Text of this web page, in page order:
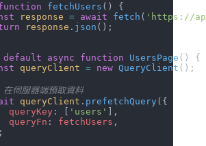
fetchUsers () {
response = await fetch ( 'https://
response . json ();
default async function UsersPage () {
queryClient = new QueryClient ();
伺服器端預取資料
queryClient . prefetchQuery ({
queryKey
: [ 'users'
],
queryFn
: fetchUsers ,